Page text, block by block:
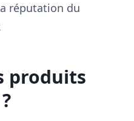
réputation du
produits